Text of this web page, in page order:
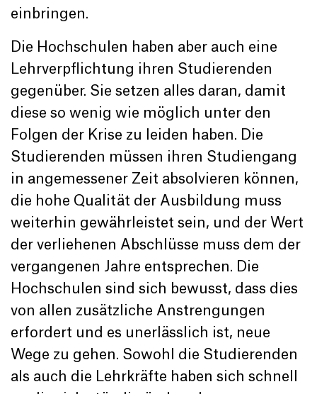
einbringen.
Die Hochschulen haben aber auch eine
Lehrverpflichtung ihren Studierenden
gegenüber. Sie setzen alles daran, damit
diese so wenig wie möglich unter den
Folgen der Krise zu leiden haben. Die
Studierenden müssen ihren Studiengang
in angemessener Zeit absolvieren können,
die hohe Qualität der Ausbildung muss
weiterhin gewährleistet sein, und der Wert
der verliehenen Abschlüsse muss dem der
vergangenen Jahre entsprechen. Die
Hochschulen sind sich bewusst, dass dies
von allen zusätzliche Anstrengungen
erfordert und es unerlässlich ist, neue
Wege zu gehen. Sowohl die Studierenden
als auch die Lehrkräfte haben sich schnell